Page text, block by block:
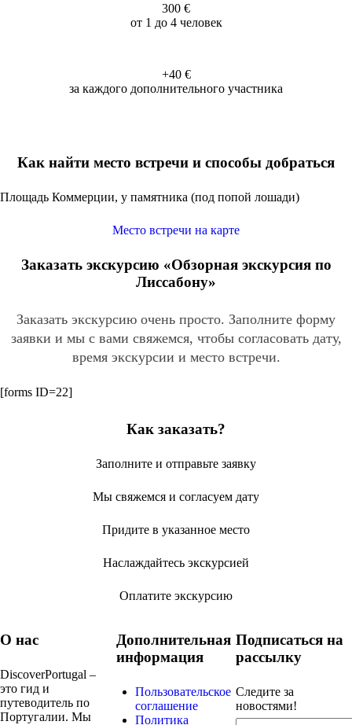
300 €
от 1 до 4 человек
+40 €
за каждого дополнительного участника
Как найти место встречи и способы добраться
Площадь Коммерции, у памятника (под попой лошади)
Место встречи на карте
Заказать экскурсию «Обзорная экскурсия по
Лиссабону»
Заказать экскурсию очень просто. Заполните форму
заявки и мы с вами свяжемся, чтобы согласовать дату,
время экскурсии и место встречи.
[forms ID=22]
Как заказать?
Заполните и отправьте заявку
Мы свяжемся и согласуем дату
Придите в указанное место
Наслаждайтесь экскурсией
Оплатите экскурсию
О нас
DiscoverPortugal –
это гид и
путеводитель по
Португалии. Мы
Дополнительная
информация
Пользовательское
соглашение
Политика
Подписаться на
рассылку
Следите за
новостями!